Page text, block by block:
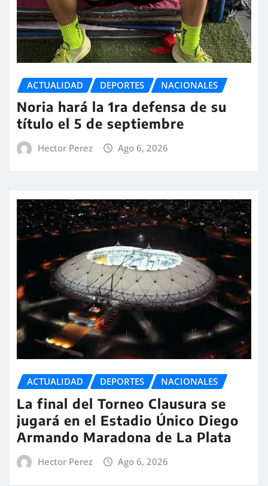
ACTUALIDAD DEPORTES NACIONALES
Noria hará la 1ra defensa de su
título el 5 de septiembre
Hector Perez Ago 6, 2026
ACTUALIDAD DEPORTES NACIONALES
La final del Torneo Clausura se
jugará en el Estadio Único Diego
Armando Maradona de La Plata
Hector Perez Ago 6, 2026